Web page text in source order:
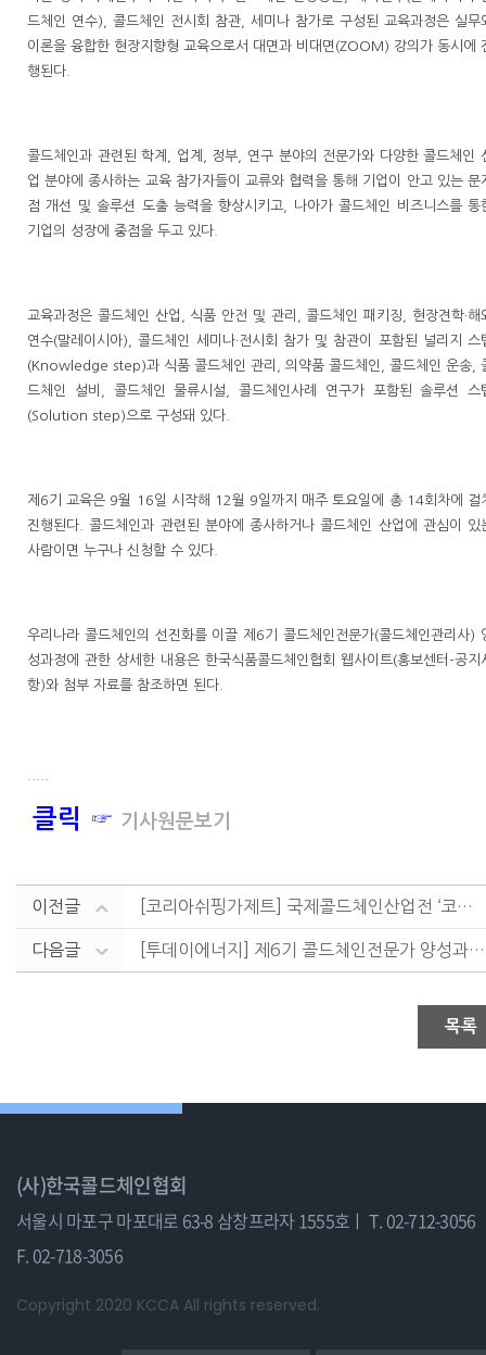
드체인 연수), 콜드체인 전시회 참관, 세미나 참가로 구성된 교육과정은 실무
이론을 융합한 현장지향형 교육으로서 대면과 비대면(ZOOM) 강의가 동시에
행된다.
콜드체인과 관련된 학계, 업계, 정부, 연구 분야의 전문가와 다양한 콜드체인
업 분야에 종사하는 교육 참가자들이 교류와 협력을 통해 기업이 안고 있는 문
점 개선 및 솔루션 도출 능력을 향상시키고, 나아가 콜드체인 비즈니스를 통
기업의 성장에 중점을 두고 있다.
교육과정은 콜드체인 산업, 식품 안전 및 관리, 콜드체인 패키징, 현장견학·해
연수(말레이시아), 콜드체인 세미나·전시회 참가 및 참관이 포함된 널리지 스
(Knowledge step)과 식품 콜드체인 관리, 의약품 콜드체인, 콜드체인 운송,
드체인 설비, 콜드체인 물류시설, 콜드체인사례 연구가 포함된 솔루션 스
(Solution step)으로 구성돼 있다.
제6기 교육은 9월 16일 시작해 12월 9일까지 매주 토요일에 총 14회차에 걸
진행된다. 콜드체인과 관련된 분야에 종사하거나 콜드체인 산업에 관심이 있
사람이면 누구나 신청할 수 있다.
우리나라 콜드체인의 선진화를 이끌 제6기 콜드체인전문가(콜드체인관리사)
성과정에 관한 상세한 내용은 한국식품콜드체인협회 웹사이트(홍보센터-공지
항)와 첨부 자료를 참조하면 된다.
클릭 ☞ 기사원문보기
이전글 [코리아쉬핑가제트] 국제콜드체인산업전 ‘코리아 콜드체인....
다음글 [투데이에너지] 제6기 콜드체인전문가 양성과정 참가자 ....
목록
(사)한국콜드체인협회
서울시 마포구 마포대로 63-8 삼창프라자 1555호ㅣ T. 02-712-3056
F. 02-718-3056
Copyright 2020 KCCA All rights reserved.